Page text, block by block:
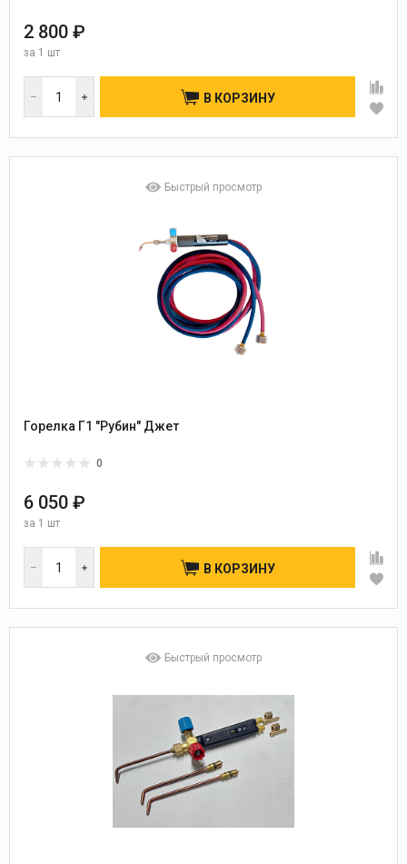
2 800 ₽
за 1 шт
В КОРЗИНУ
Быстрый просмотр
Горелка Г1 "Рубин" Джет
0
6 050 ₽
за 1 шт
В КОРЗИНУ
Быстрый просмотр